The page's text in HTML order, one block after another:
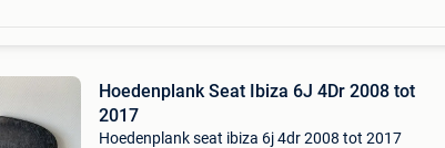
Hoedenplank Seat Ibiza 6J 4Dr 2008 tot
2017
Hoedenplank seat ibiza 6j 4dr 2008 tot 2017